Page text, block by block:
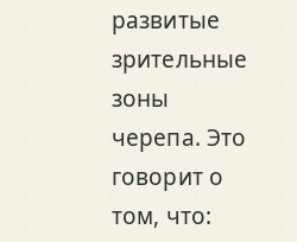
развитые
зрительные
зоны
черепа. Это
говорит о
том, что: